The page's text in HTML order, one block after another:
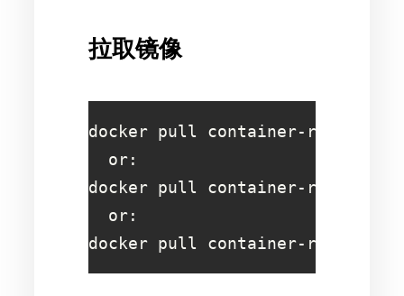
拉取镜像
docker pull container-
  or:
docker pull container-
  or:
docker pull container-